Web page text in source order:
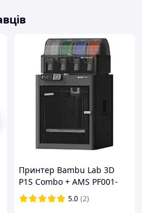
дозволяє друкувати на
без втрати якості друку.
в задній частині
вагу голівки і
3Д друку.
Plus екструдери мають
завдяки чому
при оптимальній
що дозволяє
, дозволяє
більш швидко і легко, що
при друку кольорових
Принтер Bambu Lab 3D
P1S Combo + AMS PF001-
U+SA001
5.0 (2)